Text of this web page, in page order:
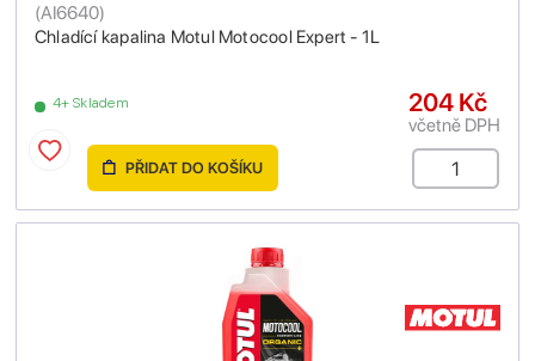
Chladící kapalina Motul Motocool Expert - 1L
(AI6640)
4+ Skladem 204 Kč
včetně DPH
PŘIDAT DO KOŠÍKU